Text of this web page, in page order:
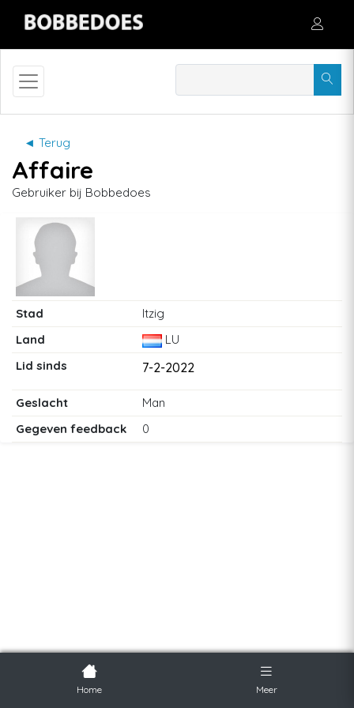
◄ Terug
Affaire
Gebruiker bij Bobbedoes
Stad
Itzig
Land
LU
Lid sinds
7-2-2022
Geslacht
Man
Gegeven feedback
0
Home Meer